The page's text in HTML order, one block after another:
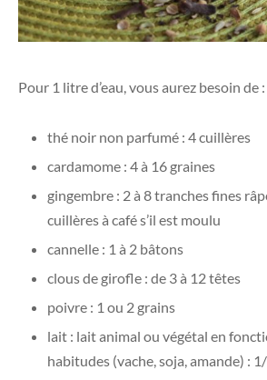
Pour 1 litre d’eau, vous aurez besoin de :
thé noir non parfumé : 4 cuillères
cardamome : 4 à 16 graines
gingembre : 2 à 8 tranches fines
cuillères à café s’il est moulu
cannelle : 1 à 2 bâtons
clous de girofle : de 3 à 12 têtes
poivre : 1 ou 2 grains
lait : lait animal ou végétal en
habitudes (vache, soja, amande) :